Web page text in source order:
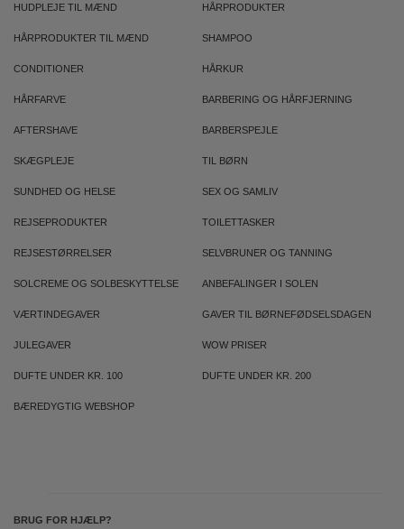
HUDPLEJE TIL MÆND HÅRPRODUKTER
HÅRPRODUKTER TIL MÆND SHAMPOO
CONDITIONER HÅRKUR
HÅRFARVE BARBERING OG HÅRFJERNING
AFTERSHAVE BARBERSPEJLE
SKÆGPLEJE TIL BØRN
SUNDHED OG HELSE SEX OG SAMLIV
REJSEPRODUKTER TOILETTASKER
REJSESTØRRELSER SELVBRUNER OG TANNING
SOLCREME OG SOLBESKYTTELSE ANBEFALINGER I SOLEN
VÆRTINDEGAVER GAVER TIL BØRNEFØDSELSDAGEN
JULEGAVER WOW PRISER
DUFTE UNDER KR. 100 DUFTE UNDER KR. 200
BÆREDYGTIG WEBSHOP
BRUG FOR HJÆLP?